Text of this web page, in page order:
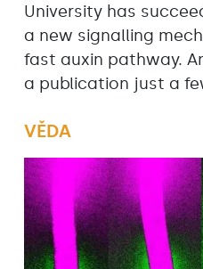
University has
a new signalling
fast auxin pathway.
a publication just a
VĚDA